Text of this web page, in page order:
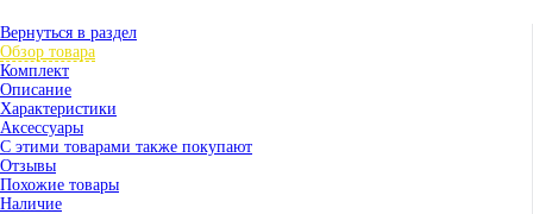
Вернуться в раздел
Обзор товара
Комплект
Описание
Характеристики
Аксессуары
С этими товарами также покупают
Отзывы
Похожие товары
Наличие